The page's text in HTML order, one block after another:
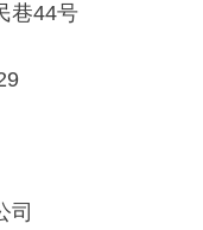
巷44号